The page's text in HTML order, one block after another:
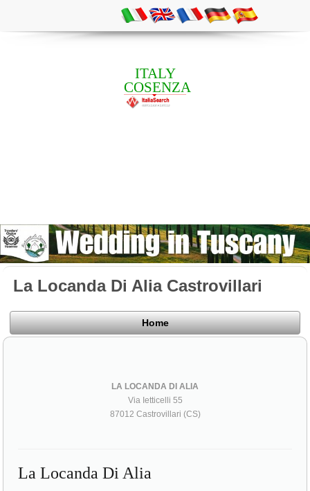
ITALY
COSENZA
La Locanda Di Alia Castrovillari
Home
LA LOCANDA DI ALIA
Via Ietticelli 55
87012 Castrovillari (CS)
La Locanda Di Alia